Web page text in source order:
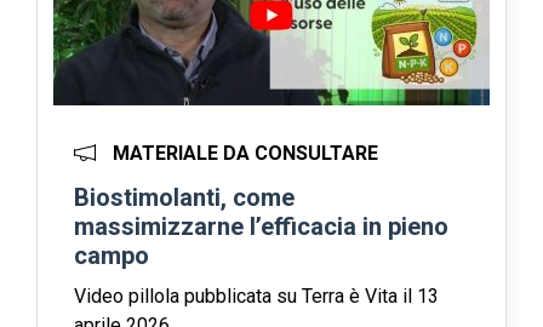
MATERIALE DA CONSULTARE
Biostimolanti, come
massimizzarne l’efficacia in pieno
campo
Video pillola pubblicata su Terra è Vita il 13